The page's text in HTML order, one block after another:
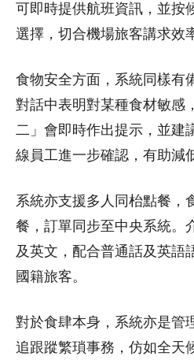
可即時提供航班資訊，並按
選擇，切合機場旅客講求效
食物安全方面，系統同樣有
對話中表明對某種食材敏感
二」會即時作出提示，並建
線員工進一步確認，有助減
系統亦支援多人同枱點餐，
餐，訂單同步至中央系統。
及英文，配合普通話及英語
國籍旅客。
對於食肆本身，系統亦是管
追跟蹤繁瑣事務，仿如全天